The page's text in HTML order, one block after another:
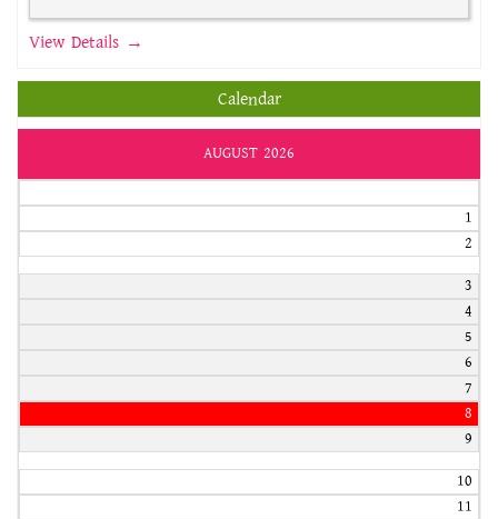
View Details →
Calendar
AUGUST 2026
1
2
3
4
5
6
7
8
9
10
11